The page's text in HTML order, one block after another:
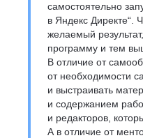
самостоятельно
в Яндекс Директе“.
желаемый
программу и тем
В отличие от
от необходимости
и выстраивать
и содержанием
и редакторов,
А в отличие от